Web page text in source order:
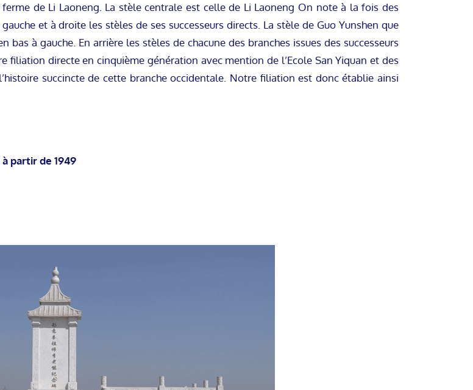
de Li Laoneng. La stèle centrale est celle de Li Laoneng On note à la fois des
et à droite les stèles de ses successeurs directs. La stèle de Guo Yunshen que
à gauche. En arrière les stèles de chacune des branches issues des successeurs
filiation directe en cinquième génération avec mention de l’Ecole San Yiquan et des
succincte de cette branche occidentale. Notre filiation est donc établie ainsi
partir de 1949